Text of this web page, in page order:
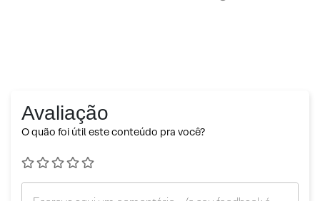
Avaliação
O quão foi útil este conteúdo pra você?